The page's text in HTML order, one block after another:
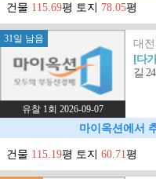
건물 115.69평 토지 78.05평
31일 남음
유찰 1회 2026-09-07
대
[다
길 24
마이옥션에서
건물 115.19평 토지 60.71평